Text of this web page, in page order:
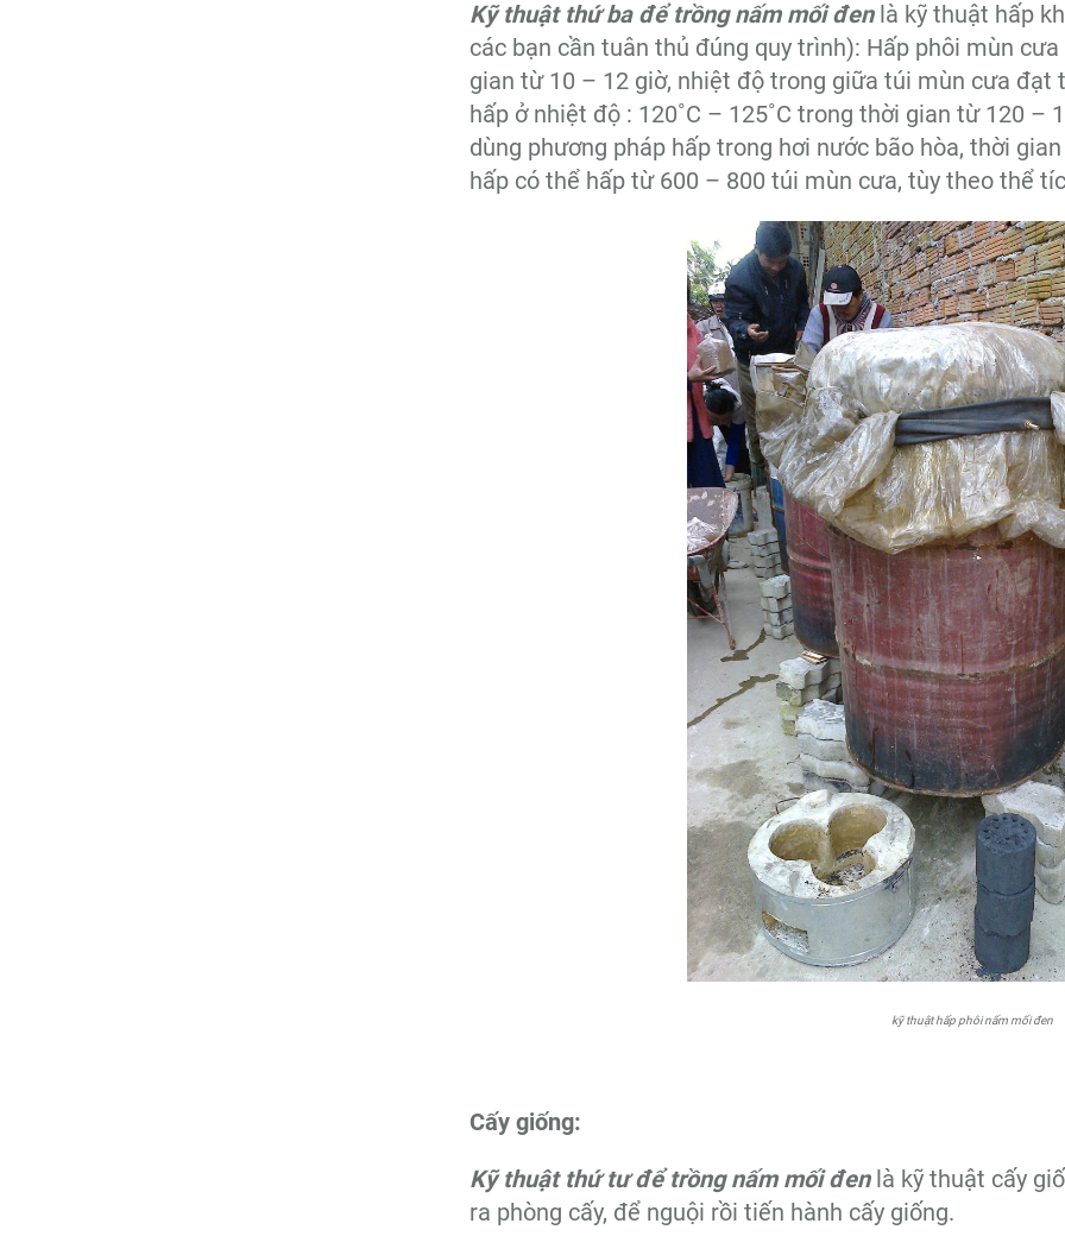
Kỹ thuật thứ ba để trồng nấm mối đenlà kỹ thuật hấp
các bạn cần tuân thủ đúng quy trình): Hấp phôi mùn
gian từ 10 – 12 giờ, nhiệt độ trong giữa túi mùn cưa đạt
hấp ở nhiệt độ : 120˚C – 125˚C trong thời gian từ 120
dùng phương pháp hấp trong hơi nước bão hòa, thời
hấp có thể hấp từ 600 – 800 túi mùn cưa, tùy theo thể
kỹ thuật hấp phôi nấm mối đen
Cấy giống:
Kỹ thuật thứ tư để trồng nấm mối đenlà kỹ thuật cấy
ra phòng cấy, để nguội rồi tiến hành cấy giống.